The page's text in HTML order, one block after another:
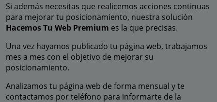
Si además necesitas que realicemos acciones continuas
para mejorar tu posicionamiento, nuestra solución
Hacemos Tu Web Premium es la que precisas.
Una vez hayamos publicado tu página web, trabajamos
mes a mes con el objetivo de mejorar su
posicionamiento.
Analizamos tu página web de forma mensual y te
contactamos por teléfono para informarte de la